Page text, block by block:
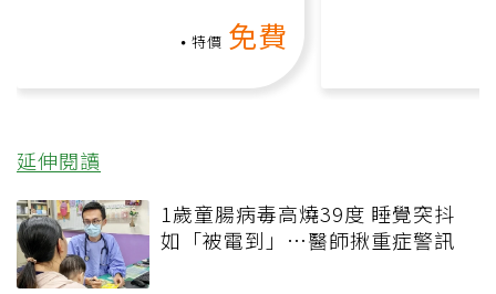
特價 免費
延伸閱讀
1歲童腸病毒高燒39度 睡覺突抖
如「被電到」…醫師揪重症警訊